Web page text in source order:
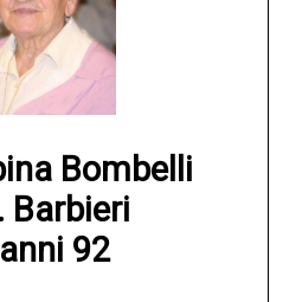
Bombelli
Barbieri
92